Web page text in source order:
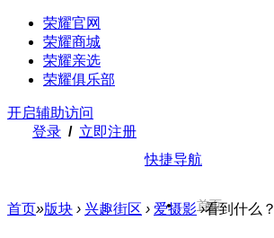
荣耀官网
荣耀商城
荣耀亲选
荣耀俱乐部
开启辅助访问
登录 / 立即注册
快捷导航
首页
首页»版块 › 兴趣街区 › 爱摄影 ›看到什么？